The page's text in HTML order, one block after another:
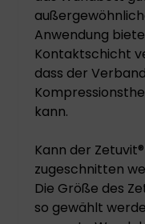
Anwendung
Kontaktschicht
dass der
kann.
Kann der
zugeschnitten
Die Größe des
so gewählt